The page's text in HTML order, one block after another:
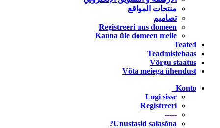
منتجات المواقع
تصاميم
Registreeri uus domeen
Kanna üle domeen meile
Teated
Teadmistebaas
Võrgu staatus
Võta meiega ühendust
Konto
Logi sisse
Registreeri
-----
Unustasid salasõna?